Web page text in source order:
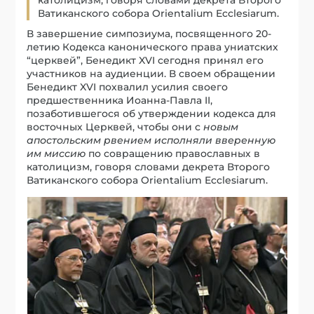
Ватиканского собора Orientalium Ecclesiarum.
В завершение симпозиума, посвященного 20-
летию Кодекса канонического права униатских
“церквей”, Бенедикт XVI сегодня принял его
участников на аудиенции. В своем обращении
Бенедикт XVI похвалил усилия своего
предшественника Иоанна-Павла II,
позаботившегося об утверждении кодекса для
восточных Церквей, чтобы они сновым
апостольским рвением исполняли вверенную
им миссию по совращению православных в
католицизм, говоря словами декрета Второго
Ватиканского собора Orientalium Ecclesiarum.